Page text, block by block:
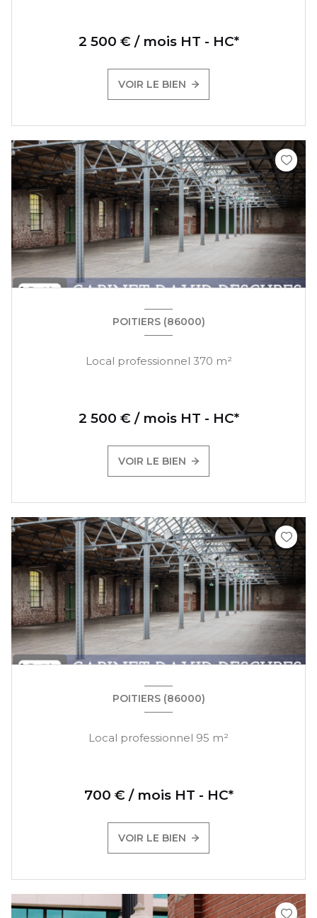
2 500 € / mois HT - HC*
VOIR LE BIEN
POITIERS (86000)
Local professionnel 370 m²
2 500 € / mois HT - HC*
VOIR LE BIEN
POITIERS (86000)
Local professionnel 95 m²
700 € / mois HT - HC*
VOIR LE BIEN